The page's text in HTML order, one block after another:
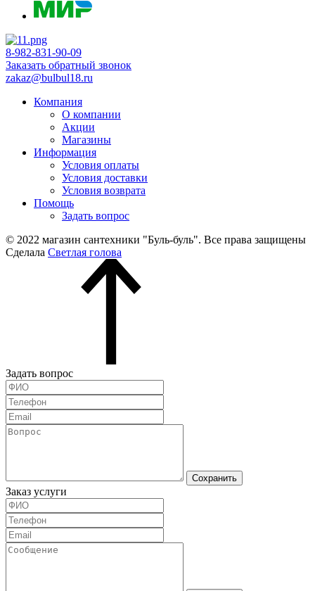
8-982-831-90-09
Заказать обратный звонок
zakaz@bulbul18.ru
Компания
О компании
Акции
Магазины
Информация
Условия оплаты
Условия доставки
Условия возврата
Помощь
Задать вопрос
© 2022 магазин сантехники "Буль-буль". Все права защищены
Сделала Светлая голова
Задать вопрос
Сохранить
Заказ услуги